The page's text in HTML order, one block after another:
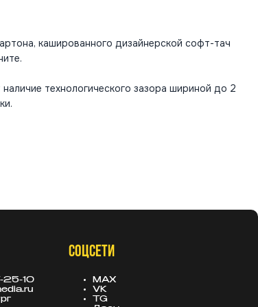
кашированного дизайнерской софт-тач
технологического зазора шириной до 2
25-10
СОЦСЕТИ
MAX
VK
TG